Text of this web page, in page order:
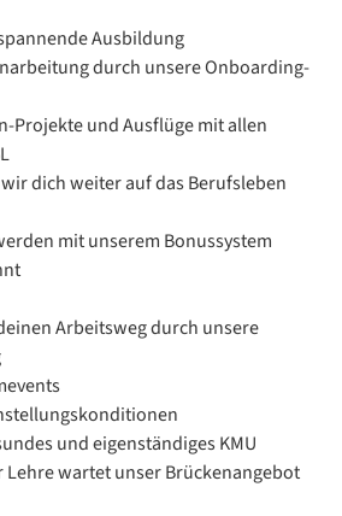
Ausbildung
durch unsere Onboarding-
Projekte und Ausflüge mit allen
dich weiter auf das Berufsleben
mit unserem Bonussystem
Arbeitsweg durch unsere
und eigenständiges KMU
Lehre wartet unser Brückenangebot